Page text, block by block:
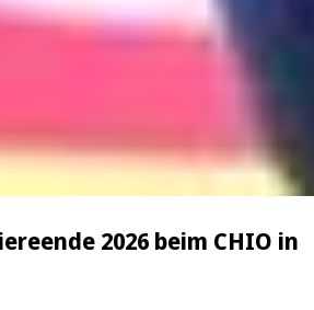
2026 beim CHIO in